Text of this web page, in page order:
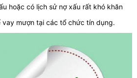
hoặc có lịch sử nợ xấu rất khó khăn
vay mượn tại các tổ chức tín dụng.